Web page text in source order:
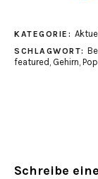
KATEGORIE: Aktuell
SCHLAGWORT:
featured Gehirn
Schreibe